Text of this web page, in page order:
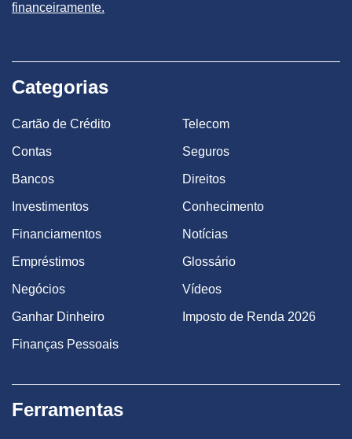
financeiramente.
Categorias
Cartão de Crédito
Contas
Bancos
Investimentos
Financiamentos
Empréstimos
Negócios
Ganhar Dinheiro
Finanças Pessoais
Telecom
Seguros
Direitos
Conhecimento
Notícias
Glossário
Vídeos
Imposto de Renda 2026
Ferramentas